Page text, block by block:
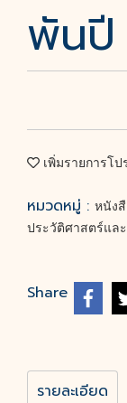
พันปี
เพิ่มรายการโป
หมวดหมู่ : หนัง
ประวัติศาสตร์แล
Share
รายละเอียด